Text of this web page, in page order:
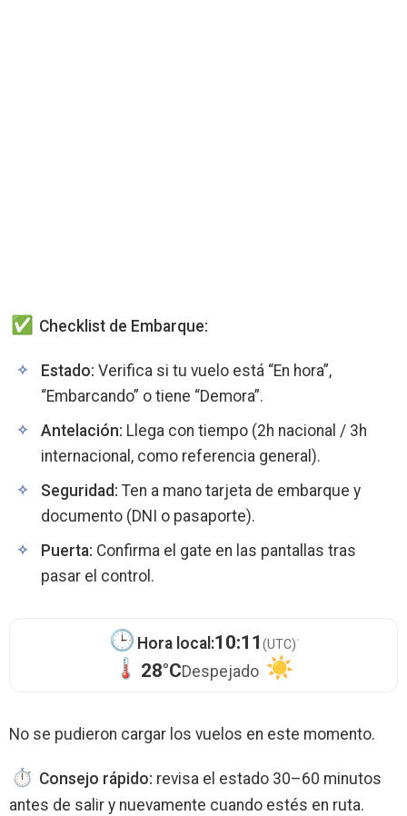
Checklist de Embarque:
Estado: Verifica si tu vuelo está “En hora”,
“Embarcando” o tiene “Demora”.
Antelación: Llega con tiempo (2h nacional / 3h
internacional, como referencia general).
Seguridad: Ten a mano tarjeta de embarque y
documento (DNI o pasaporte).
Puerta: Confirma el gate en las pantallas tras
pasar el control.
Hora local:10:11 (UTC)·
28°CDespejado
No se pudieron cargar los vuelos en este momento.
Consejo rápido: revisa el estado 30–60 minutos
antes de salir y nuevamente cuando estés en ruta.